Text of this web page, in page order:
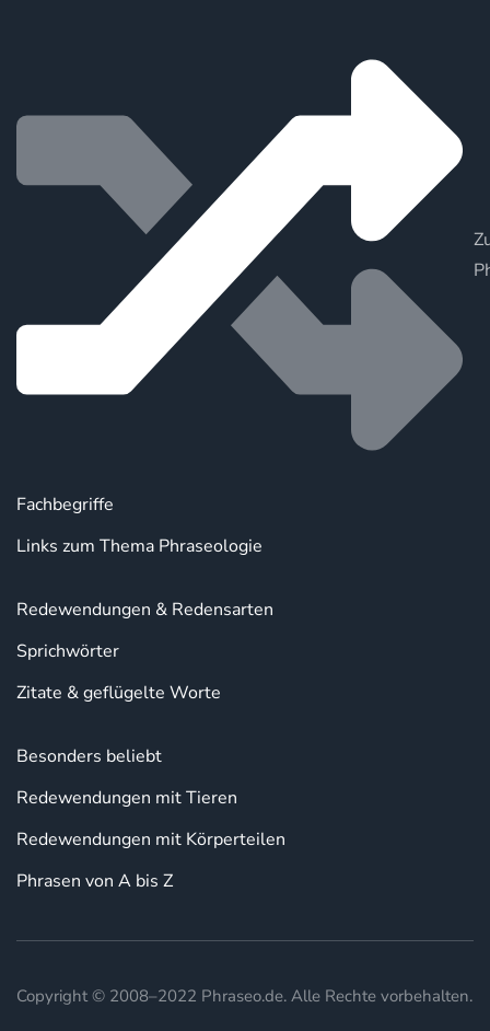
Fachbegriffe
Links zum Thema Phraseologie
Redewendungen & Redensarten
Sprichwörter
Zitate & geflügelte Worte
Besonders beliebt
Redewendungen mit Tieren
Redewendungen mit Körperteilen
Phrasen von A bis Z
Copyright © 2008–2022 Phraseo.de. Alle Rechte vorbehalten.